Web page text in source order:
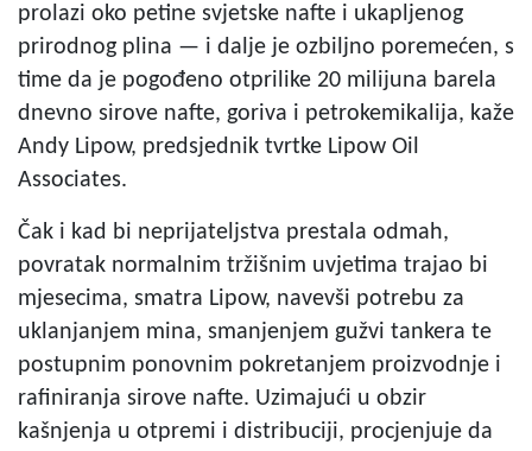
prolazi oko petine svjetske nafte i ukapljenog
prirodnog plina — i dalje je ozbiljno poremećen, s
time da je pogođeno otprilike 20 milijuna barela
dnevno sirove nafte, goriva i petrokemikalija, kaže
Andy Lipow, predsjednik tvrtke Lipow Oil
Associates.
Čak i kad bi neprijateljstva prestala odmah,
povratak normalnim tržišnim uvjetima trajao bi
mjesecima, smatra Lipow, navevši potrebu za
uklanjanjem mina, smanjenjem gužvi tankera te
postupnim ponovnim pokretanjem proizvodnje i
rafiniranja sirove nafte. Uzimajući u obzir
kašnjenja u otpremi i distribuciji, procjenjuje da